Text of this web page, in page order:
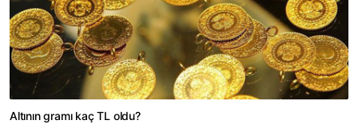
Altının gramı kaç TL oldu?